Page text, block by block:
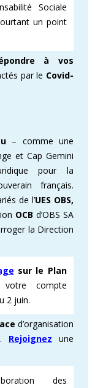
Sociale
un point
à vos
par le Covid-
– comme une
et Cap Gemini
pour la
français.
de l’UES OBS,
OCB d’OBS SA
la Direction
sur le Plan
compte
2 juin.
d’organisation
Rejoignez une
des